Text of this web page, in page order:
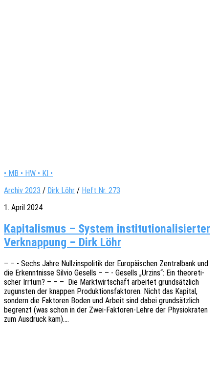
• MB • HW • KI •
Archiv 2023 / Dirk Löhr / Heft Nr. 273
1. April 2024
Kapitalismus – System institutionalisierter
Verknappung – Dirk Löhr
– – - Sechs Jahre Null­zins­po­li­tik der Euro­päi­schen Zentral­bank und
die Erkennt­nis­se Silvio Gesells – – - Gesells „Urzins“: Ein theo­re­ti­
scher Irrtum? – – – Die Markt­wirt­schaft arbei­tet grund­sätz­lich
zuguns­ten der knap­pen Produk­ti­ons­fak­to­ren. Nicht das Kapi­tal,
sondern die Fakto­ren Boden und Arbeit sind dabei grund­sätz­lich
begrenzt (was schon in der Zwei-Fakto­­ren-Lehre der Physio­kra­ten
zum Ausdruck kam).…